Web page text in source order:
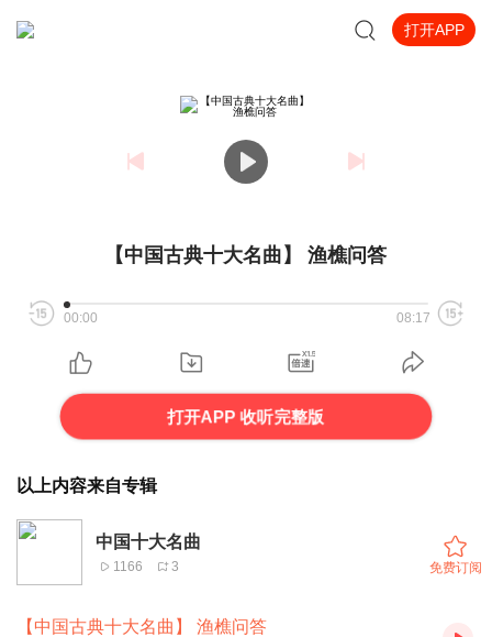
打开APP
【中国古典十大名曲】 渔樵问答
00:00 08:17
打开APP 收听完整版
以上内容来自专辑
中国十大名曲
1166 3 免费订阅
【中国古典十大名曲】 渔樵问答